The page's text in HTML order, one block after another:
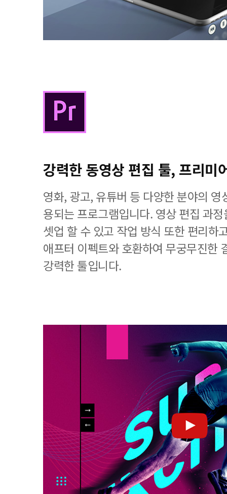
강력한 동영상 편집 툴, 프리미
영화, 광고, 유튜버 등 다양한 분야의
용되는 프로그램입니다. 영상 편집 과
셋업 할 수 있고 작업 방식 또한 편리하
애프터 이펙트와 호환하여 무궁무진한
강력한 툴입니다.